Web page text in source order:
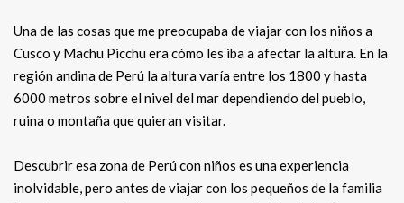
Una de las cosas que me preocupaba de viajar con los niños a
Cusco y Machu Picchu era cómo les iba a afectar la altura. En la
región andina de Perú la altura varía entre los 1800 y hasta
6000 metros sobre el nivel del mar dependiendo del pueblo,
ruina o montaña que quieran visitar.
Descubrir esa zona de Perú con niños es una experiencia
inolvidable, pero antes de viajar con los pequeños de la familia